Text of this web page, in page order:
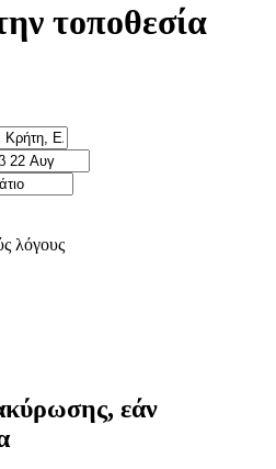
τοποθεσία
λόγους
εάν